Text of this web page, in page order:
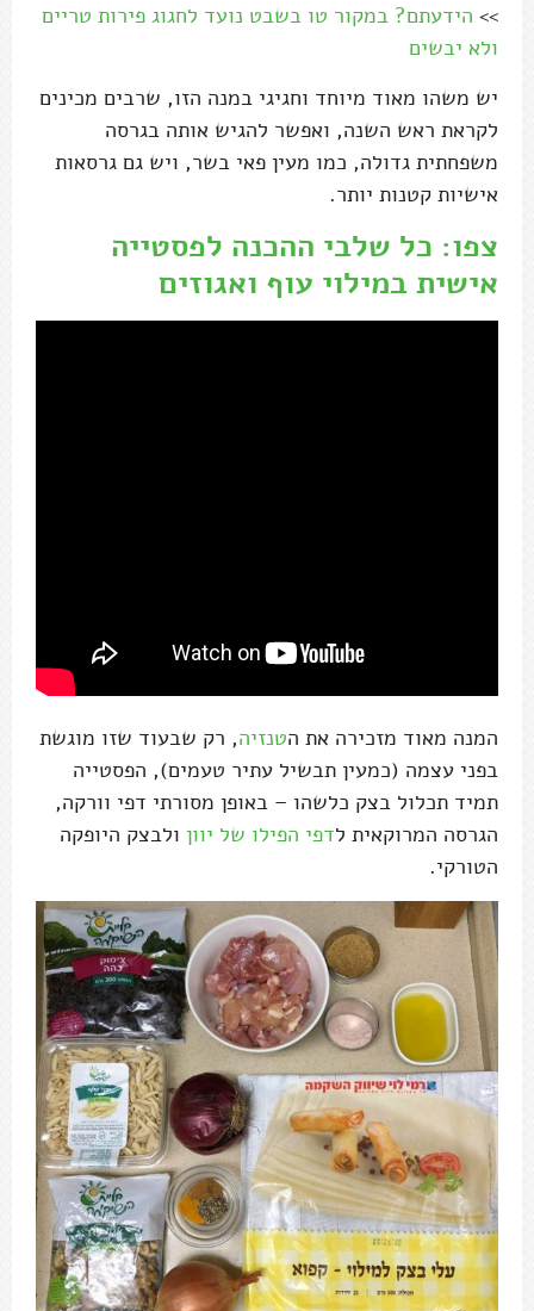
>> הידעתם? במקור טו בשבט נועד לחגוג פירות טריים
ולא יבשים
יש משהו מאוד מיוחד וחגיגי במנה הזו, שרבים מכינים
לקראת ראש השנה, ואפשר להגיש אותה בגרסה
משפחתית גדולה, כמו מעין פאי בשר, ויש גם גרסאות
אישיות קטנות יותר.
צפו: כל שלבי ההכנה לפסטייה
אישית במילוי עוף ואגוזים
המנה מאוד מזכירה את הטנזיה, רק שבעוד שזו מוגשת
בפני עצמה (כמעין תבשיל עתיר טעמים), הפסטייה
תמיד תכלול בצק כלשהו – באופן מסורתי דפי וורקה,
הגרסה המרוקאית לדפי הפילו של יוון ולבצק היופקה
הטורקי.